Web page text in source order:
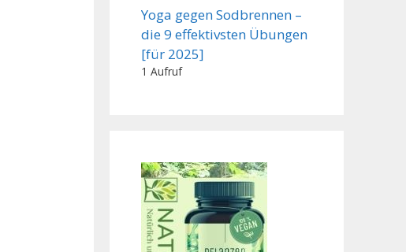
Yoga gegen Sodbrennen –
die 9 effektivsten Übungen
[für 2025]
1 Aufruf